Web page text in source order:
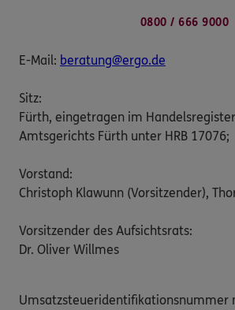
0800 / 666 9000
E-Mail: beratung@ergo.de
Sitz:
Fürth, eingetragen im
Amtsgerichts Fürth unter HRB 17076;
Vorstand:
Christoph Klawunn (Vorsitzender),
Vorsitzender des Aufsichtsrats:
Dr. Oliver Willmes
Umsatzsteueridentifikationsnummer